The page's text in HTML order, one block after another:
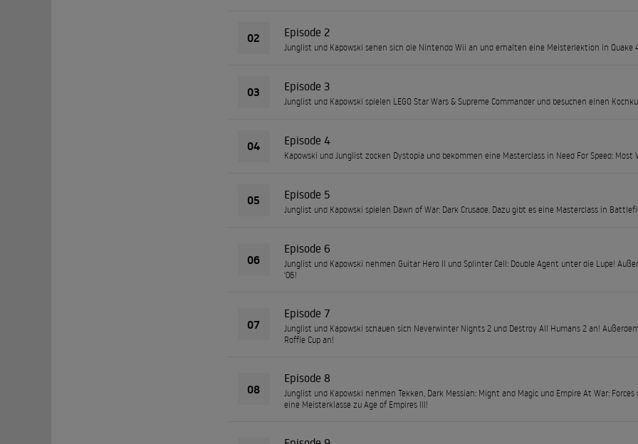
02 Episode 2
Junglist und Kapowski sehen sich die Nintendo Wii an und erhalten eine Meisterlektion in Quake
03 Episode 3
Junglist und Kapowski spielen LEGO Star Wars & Supreme Commander und besuchen einen
04 Episode 4
Kapowski und Junglist zocken Dystopia und bekommen eine Masterclass in Need For Speed: Most
05 Episode 5
Junglist und Kapowski spielen Dawn of War: Dark Crusade. Dazu gibt es eine Masterclass in
06
Episode 6
Junglist und Kapowski nehmen Guitar Hero II und Splinter Cell: Double Agent unter die Lupe!
'06!
07
Episode 7
Junglist und Kapowski schauen sich Neverwinter Nights 2 und Destroy All Humans 2 an!
Roffle Cup an!
08
Episode 8
Junglist und Kapowski nehmen Tekken, Dark Messiah: Might and Magic und Empire At War:
eine Meisterklasse zu Age of Empires III!